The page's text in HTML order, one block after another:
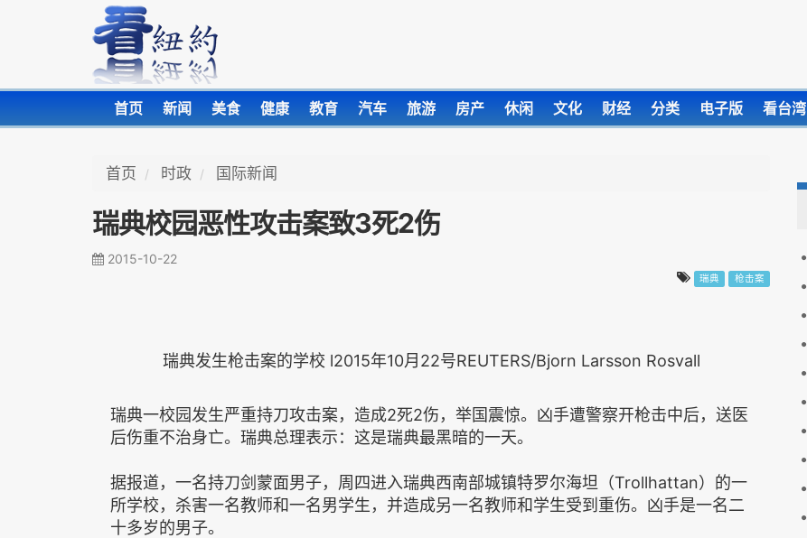
首页 新闻 美食 健康 教育 汽车 旅游 房产 休闲 文化 财经 分类 电子版 看台湾
首页 时政 国际新闻
瑞典校园恶性攻击案致3死2伤
2015-10-22
瑞典 枪击案
瑞典发生枪击案的学校 l2015年10月22号REUTERS/Bjorn Larsson Rosvall
瑞典一校园发生严重持刀攻击案，造成2死2伤，举国震惊。凶手遭警察开枪击中后，送医
后伤重不治身亡。瑞典总理表示：这是瑞典最黑暗的一天。
据报道，一名持刀剑蒙面男子，周四进入瑞典西南部城镇特罗尔海坦（Trollhattan）的一
所学校，杀害一名教师和一名男学生，并造成另一名教师和学生受到重伤。凶手是一名二
十多岁的男子。